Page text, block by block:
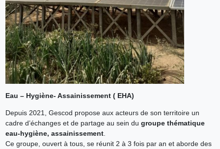
Eau – Hygiène- Assainissement ( EHA)
Depuis 2021, Gescod propose aux acteurs de son territoire un
cadre d’échanges et de partage au sein du groupe thématique
eau-hygiène, assainissement.
Ce groupe, ouvert à tous, se réunit 2 à 3 fois par an et aborde des